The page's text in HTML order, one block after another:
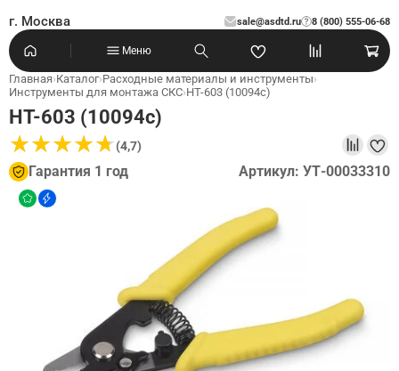
г. Москва sale@asdtd.ru 8 (800) 555-06-68
?
Меню
Главная›Каталог›Расходные материалы и инструменты›
Инструменты для монтажа СКС›HT-603 (10094c)
HT-603 (10094c)
★★★★★
★★★★★(4,7)
Гарантия 1 год Артикул: УТ-00033310